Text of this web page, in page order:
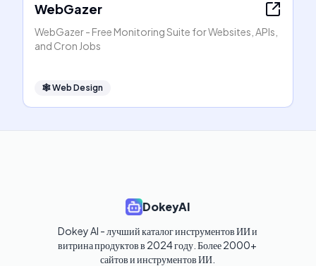
WebGazer
WebGazer - Free Monitoring Suite for Websites, APIs,
and Cron Jobs
🕸Web Design
DokeyAI
Dokey AI - лучший каталог инструментов ИИ и
витрина продуктов в 2024 году. Более 2000+
сайтов и инструментов ИИ.